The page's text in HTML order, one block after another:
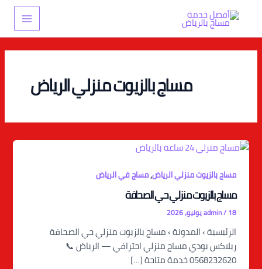
المحتوى
Main
Menu
مساج بالزيوت منزلي الرياض
مساج بالزيوت منزلي الرياض,مساج في الرياض
مساج بالزيوت منزلي حي الصحافة
admin/18 يونيو، 2026
الرئيسية › المدونة › مساج بالزيوت منزلي حي الصحافة
ريلاكس بودي مساج منزلي احترافي — الرياض 📞
0568232620 خدمة متاحة […]